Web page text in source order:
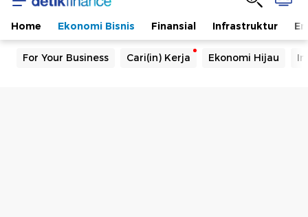
Home Ekonomi Bisnis Finansial Infrastruktur
For Your Business Cari(in) Kerja Ekonomi Hijau